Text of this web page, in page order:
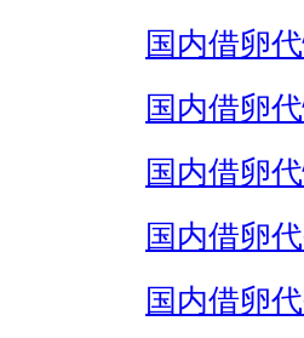
国内借卵
国内借卵
国内借卵
国内借卵
国内借卵